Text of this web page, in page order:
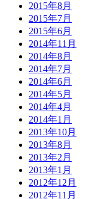
2015年8月
2015年7月
2015年6月
2014年11月
2014年8月
2014年7月
2014年6月
2014年5月
2014年4月
2014年1月
2013年10月
2013年8月
2013年2月
2013年1月
2012年12月
2012年11月